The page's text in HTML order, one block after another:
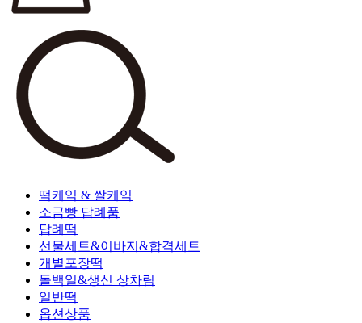
떡케익 & 쌀케익
소금빵 답례품
답례떡
선물세트&이바지&합격세트
개별포장떡
돌백일&생신 상차림
일반떡
옵션상품